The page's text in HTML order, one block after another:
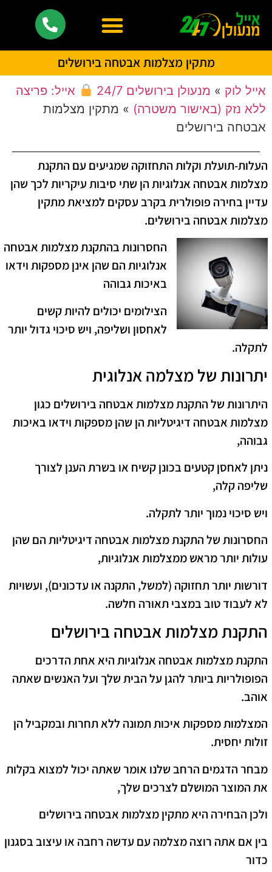
מתקין מצלמות אבטחה בירושלים
אייל לוק » מנעולן בירושלים 24/7
אייל: פריצה
ללא נזק (באישור משטרה) » מתקין מצלמות
אבטחה בירושלים
העלות-תועלת וקלות התחזוקה שמגיעים עם התקנת
מצלמות אבטחה אנלוגיות הן שתי סיבות עיקריות לכך שהן
עדיין בחירה פופולרית בקרב עסקים למציאת מתקין
מצלמות אבטחה בירושלים.
החסרונות בהתקנת מצלמות אבטחה
אנלוגיות הם שהן אינן מספקות וידאו
באיכות גבוהה
הצילומים יכולים להיות קשים
לאחסון ושליפה, ויש סיכוי גדול יותר
לתקלה.
יתרונות של מצלמה אנלוגית
היתרונות של התקנת מצלמות אבטחה בירושלים כגון
מצלמות אבטחה דיגיטליות הן שהן מספקות וידאו באיכות
גבוהה,
ניתן לאחסן קטעים בכונן קשיח או בשרת הענן לצורך
שליפה קלה,
ויש סיכוי נמוך יותר לתקלה.
החסרונות של התקנת מצלמות אבטחה דיגיטליות הם שהן
עולות יותר מראש ממצלמות אנלוגיות,
דורשות יותר תחזוקה (למשל, התקנה או עדכונים), ועשויות
לא לעבוד טוב במצבי תאורה חלשה.
התקנת מצלמות אבטחה בירושלים
התקנת מצלמות אבטחה אנלוגיות היא אחת הדרכים
הפופולריות ביותר להגן על הבית שלך ועל האנשים שאתה
אוהב.
המצלמות מספקות איכות תמונה ללא תחרות ובמקביל הן
זולות יחסית.
מבחר הדגמים הרחב שלנו אומר שאתה יכול למצוא בקלות
את המוצר המושלם לצרכים שלך,
ולכן הבחירה היא מתקין מצלמות אבטחה בירושלים
בין אם אתה רוצה מצלמה עם עדשה רחבה או עיצוב בסגנון
כדור